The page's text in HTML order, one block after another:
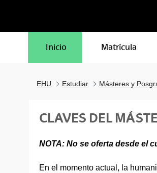
Inicio Matrícula
EHU Estudiar Másteres y
CLAVES DEL
NOTA: No se oferta desde el
En el momento actual, la